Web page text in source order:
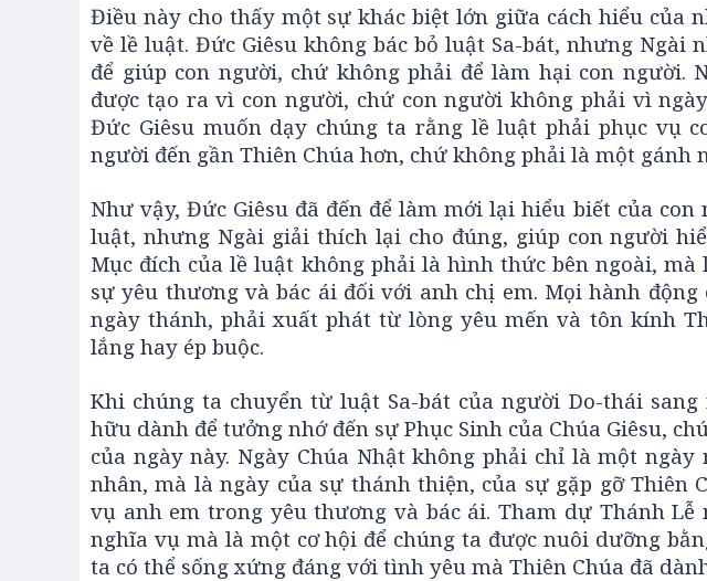
Điều này cho thấy một sự khác biệt lớn giữa cách hiểu của
về lề luật. Đức Giêsu không bác bỏ luật Sa-bát, nhưng Ngài
để giúp con người, chứ không phải để làm hại con người.
được tạo ra vì con người, chứ con người không phải vì ngày
Đức Giêsu muốn dạy chúng ta rằng lề luật phải phục vụ
người đến gần Thiên Chúa hơn, chứ không phải là một gánh
Như vậy, Đức Giêsu đã đến để làm mới lại hiểu biết của
luật, nhưng Ngài giải thích lại cho đúng, giúp con người
Mục đích của lề luật không phải là hình thức bên ngoài,
sự yêu thương và bác ái đối với anh chị em. Mọi hành
ngày thánh, phải xuất phát từ lòng yêu mến và tôn kính
lắng hay ép buộc.
Khi chúng ta chuyển từ luật Sa-bát của người Do-thái
hữu dành để tưởng nhớ đến sự Phục Sinh của Chúa Giêsu,
của ngày này. Ngày Chúa Nhật không phải chỉ là một
nhân, mà là ngày của sự thánh thiện, của sự gặp gỡ Thiên
vụ anh em trong yêu thương và bác ái. Tham dự Thánh
nghĩa vụ mà là một cơ hội để chúng ta được nuôi dưỡng
ta có thể sống xứng đáng với tình yêu mà Thiên Chúa đã